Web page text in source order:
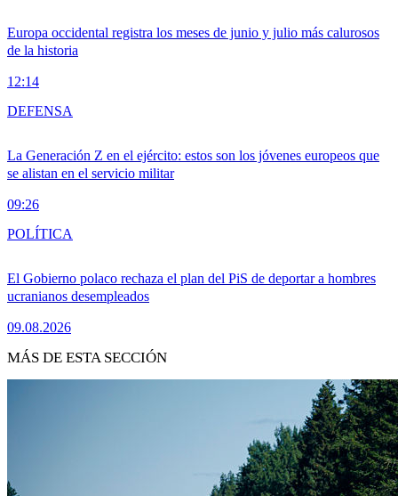
Europa occidental registra los meses de junio y julio más calurosos
de la historia
12:14
La Generación Z en el ejército: estos son los jóvenes europeos que
se alistan en el servicio militar
09:26
DEFENSA
El Gobierno polaco rechaza el plan del PiS de deportar a hombres
ucranianos desempleados
09.08.2026
POLÍTICA
MÁS DE ESTA SECCIÓN